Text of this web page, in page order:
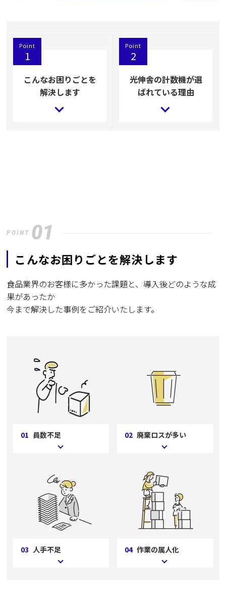
Point
1
こんなお困りごとを
解決します
Point
2
光伸舎の計数機が選
ばれている理由
POINT 01
こんなお困りごとを解決します
食品業界のお客様に多かった課題と、導入後どのような成
果があったか
今まで解決した事例をご紹介いたします。
01 員数不足 02 廃棄ロスが多い
03 人手不足 04 作業の属人化